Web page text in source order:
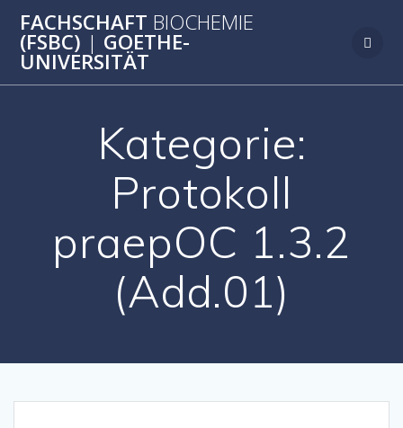
Inhalt
FACHSCHAFT BIOCHEMIE
(FSBC) | GOETHE-
UNIVERSITÄT
Kategorie:
Protokoll
praepOC 1.3.2
(Add.01)